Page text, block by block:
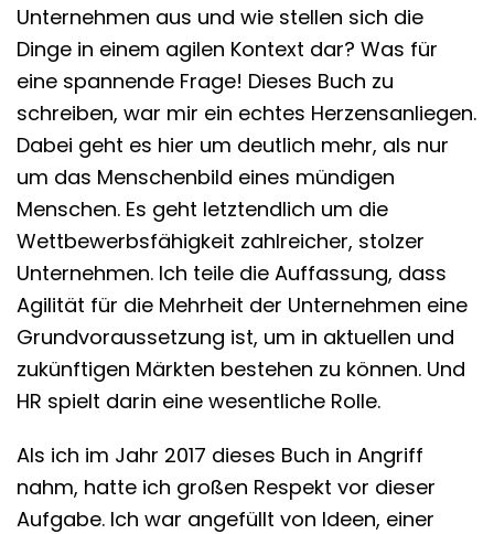
Unternehmen aus und wie stellen sich die
Dinge in einem agilen Kontext dar? Was für
eine spannende Frage! Dieses Buch zu
schreiben, war mir ein echtes Herzensanliegen.
Dabei geht es hier um deutlich mehr, als nur
um das Menschenbild eines mündigen
Menschen. Es geht letztendlich um die
Wettbewerbsfähigkeit zahlreicher, stolzer
Unternehmen. Ich teile die Auffassung, dass
Agilität für die Mehrheit der Unternehmen eine
Grundvoraussetzung ist, um in aktuellen und
zukünftigen Märkten bestehen zu können. Und
HR spielt darin eine wesentliche Rolle.
Als ich im Jahr 2017 dieses Buch in Angriff
nahm, hatte ich großen Respekt vor dieser
Aufgabe. Ich war angefüllt von Ideen, einer